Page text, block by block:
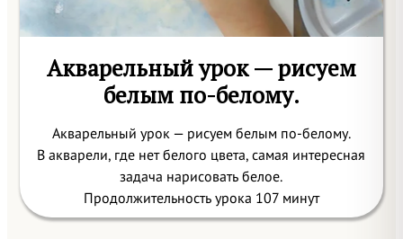
Акварельный урок — рисуем
белым по-белому.
Акварельный урок — рисуем белым по-белому.
В акварели, где нет белого цвета, самая интересная
задача нарисовать белое.
Продолжительность урока 107 минут